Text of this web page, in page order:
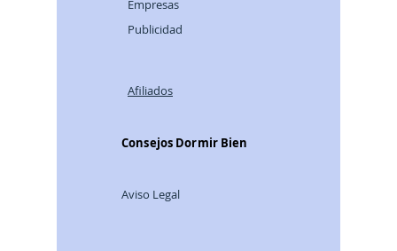
Empresas
Publicidad
Afiliados
Consejos Dormir Bien
Aviso Legal